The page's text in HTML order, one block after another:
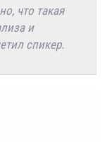
что такая
и
спикер.